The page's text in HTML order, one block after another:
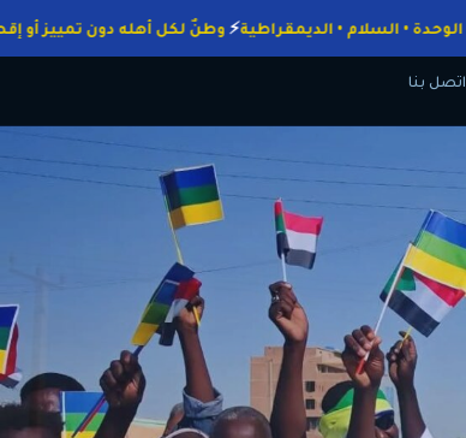
الحرية • الوحدة • السلام • الديمقراطية وطنٌ لكل أهله دون
اتصل بنا